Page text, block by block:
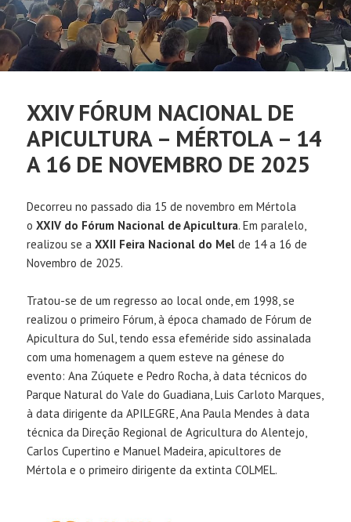
XXIV FÓRUM NACIONAL DE
APICULTURA – MÉRTOLA – 14
A 16 DE NOVEMBRO DE 2025
Decorreu no passado dia 15 de novembro em Mértola
oXXIV do Fórum Nacional de Apicultura. Em paralelo,
realizou se a XXII Feira Nacional do Mel de 14 a 16 de
Novembro de 2025.
Tratou-se de um regresso ao local onde, em 1998, se
realizou o primeiro Fórum, à época chamado de Fórum de
Apicultura do Sul, tendo essa efeméride sido assinalada
com uma homenagem a quem esteve na génese do
evento: Ana Zúquete e Pedro Rocha, à data técnicos do
Parque Natural do Vale do Guadiana, Luis Carloto Marques,
à data dirigente da APILEGRE, Ana Paula Mendes à data
técnica da Direção Regional de Agricultura do Alentejo,
Carlos Cupertino e Manuel Madeira, apicultores de
Mértola e o primeiro dirigente da extinta COLMEL.